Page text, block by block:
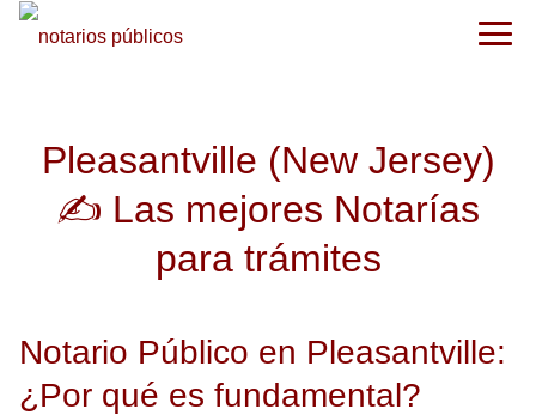
Pleasantville (New Jersey)
✍️ Las mejores Notarías
para trámites
Notario Público en Pleasantville:
¿Por qué es fundamental?